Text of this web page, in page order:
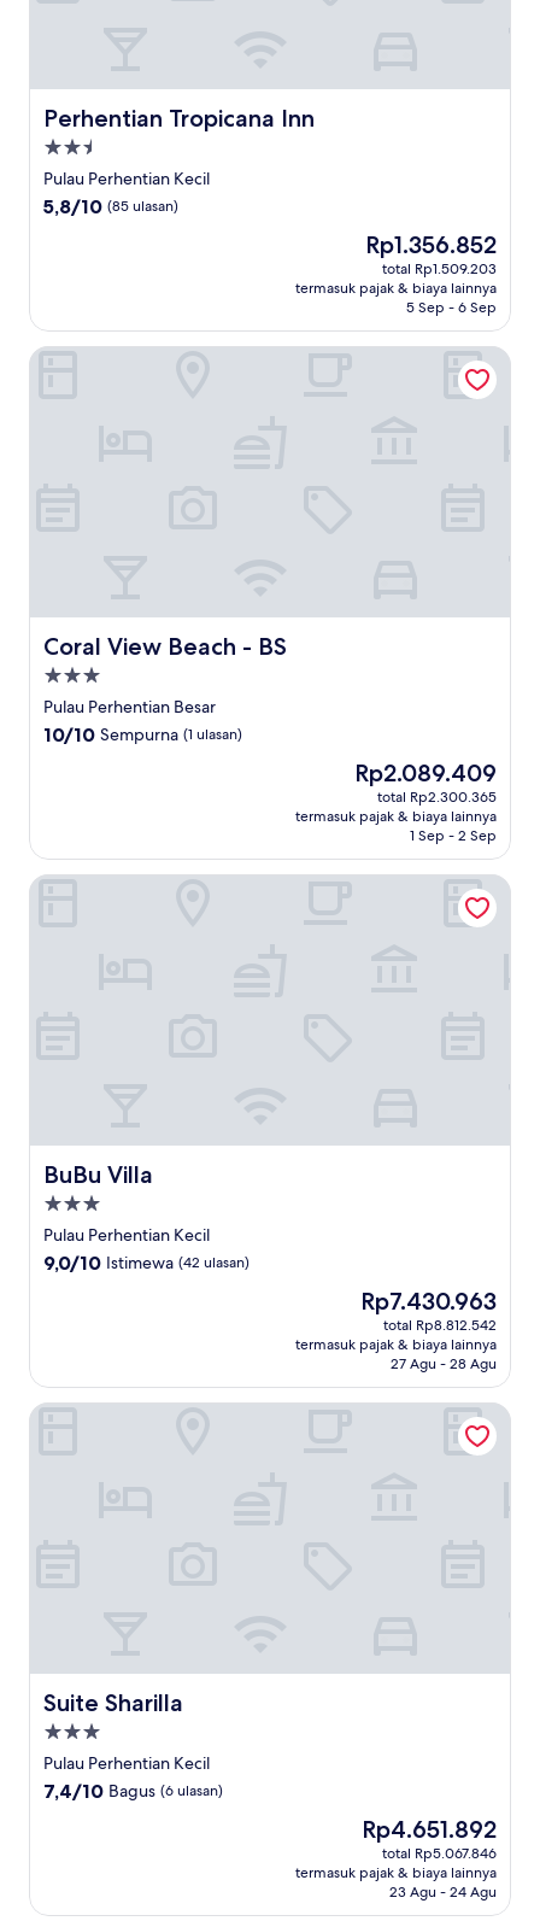
Perhentian Tropicana Inn
Perhentian Tropicana Inn
Properti
bintang
2.5
Pulau Perhentian Kecil
5.8
5,8/10 (85 ulasan)
Harga
sekarang
Rp1.356.852
Rp1.356.852
total Rp1.509.203
termasuk pajak & biaya lainnya
5 Sep - 6 Sep
Coral View Beach - BS
Coral View Beach - BS
Properti
bintang
3.0
Pulau Perhentian Besar
10.0
10/10 Sempurna (1 ulasan)
Harga
sekarang
Rp2.089.409
Rp2.089.409
total Rp2.300.365
termasuk pajak & biaya lainnya
1 Sep - 2 Sep
Coral View Beach - BS
BuBu Villa
BuBu Villa
Properti
bintang
3.0
Pulau Perhentian Kecil
9.0
9,0/10 Istimewa (42 ulasan)
Harga
sekarang
Rp7.430.963
Rp7.430.963
total Rp8.812.542
termasuk pajak & biaya lainnya
27 Agu - 28 Agu
BuBu Villa
Suite Sharilla
Suite Sharilla
Properti
bintang
3.0
Pulau Perhentian Kecil
7.4
7,4/10 Bagus (6 ulasan)
Harga
sekarang
Rp4.651.892
Rp4.651.892
total Rp5.067.846
termasuk pajak & biaya lainnya
23 Agu - 24 Agu
Suite Sharilla